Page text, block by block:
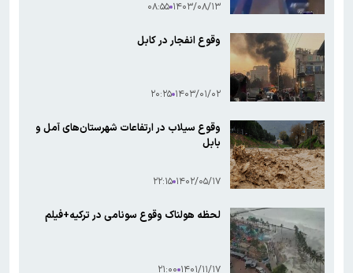
۱۴۰۳/۰۸/۱۳ ۰۸:۵۵
وقوع انفجار در کابل
۱۴۰۳/۰۱/۰۲ ۲۰:۲۵
وقوع سیلاب در ارتفاعات شهرستان‌های آمل و
بابل
۱۴۰۲/۰۵/۱۷ ۲۲:۱۵
لحظه هولناک وقوع سونامی در ترکیه+فیلم
۱۴۰۱/۱۱/۱۷ ۲۱:۰۰